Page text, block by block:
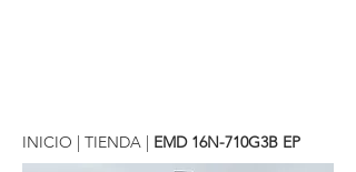
INICIO | TIENDA | EMD 16N-710G3B EP